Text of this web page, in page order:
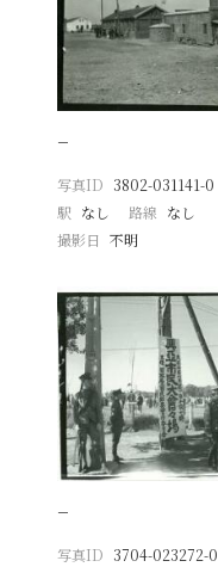
−
写真ID 3802-031141-0
駅 なし 路線 なし
撮影日
不明
−
写真ID 3704-023272-0